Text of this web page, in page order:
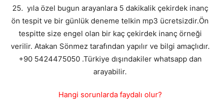
25. yıla özel bugun arayanlara 5 dakikalik çekirdek inanç
ön tespit ve bir günlük deneme telkin mp3 ücretsizdir.Ön
tespitte size engel olan bir kaç çekirdek inanç örneği
verilir. Atakan Sönmez tarafından yapılır ve bilgi amaçlıdır.
+90 5424475050 .Türkiye dışındakiler whatsapp dan
arayabilir.
Hangi sorunlarda faydalı olur?